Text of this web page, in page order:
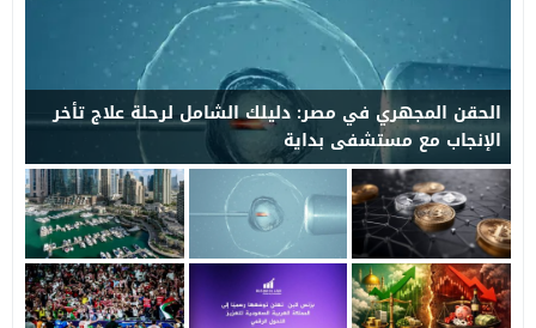
الحقن المجهري في مصر: دليلك الشامل لرحلة علاج تأخر
الإنجاب مع مستشفى بداية